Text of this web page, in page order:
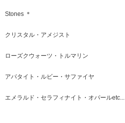
Stones ＊
クリスタル・アメジスト
ローズクウォーツ・トルマリン
アパタイト・ルビー・サファイヤ
エメラルド・セラフィナイト・オパールetc...